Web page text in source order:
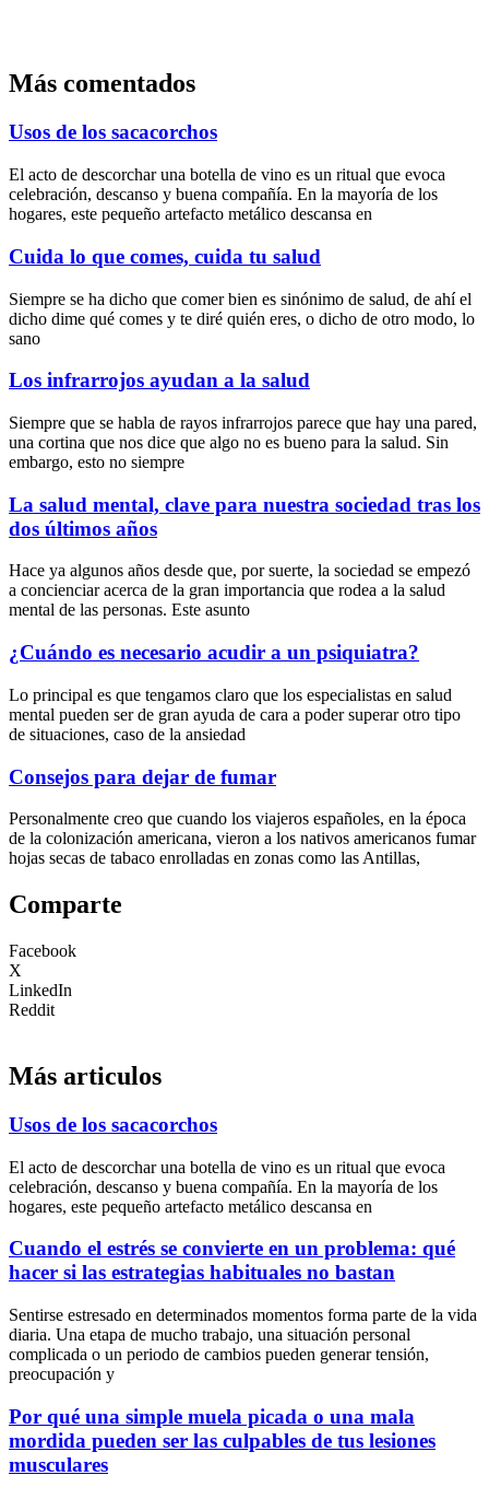
Más comentados
Usos de los sacacorchos
El acto de descorchar una botella de vino es un ritual que evoca
celebración, descanso y buena compañía. En la mayoría de los
hogares, este pequeño artefacto metálico descansa en
Cuida lo que comes, cuida tu salud
Siempre se ha dicho que comer bien es sinónimo de salud, de ahí el
dicho dime qué comes y te diré quién eres, o dicho de otro modo, lo
sano
Los infrarrojos ayudan a la salud
Siempre que se habla de rayos infrarrojos parece que hay una pared,
una cortina que nos dice que algo no es bueno para la salud. Sin
embargo, esto no siempre
La salud mental, clave para nuestra sociedad tras los
dos últimos años
Hace ya algunos años desde que, por suerte, la sociedad se empezó
a concienciar acerca de la gran importancia que rodea a la salud
mental de las personas. Este asunto
¿Cuándo es necesario acudir a un psiquiatra?
Lo principal es que tengamos claro que los especialistas en salud
mental pueden ser de gran ayuda de cara a poder superar otro tipo
de situaciones, caso de la ansiedad
Consejos para dejar de fumar
Personalmente creo que cuando los viajeros españoles, en la época
de la colonización americana, vieron a los nativos americanos fumar
hojas secas de tabaco enrolladas en zonas como las Antillas,
Comparte
Facebook
X
LinkedIn
Reddit
Más articulos
Usos de los sacacorchos
El acto de descorchar una botella de vino es un ritual que evoca
celebración, descanso y buena compañía. En la mayoría de los
hogares, este pequeño artefacto metálico descansa en
Cuando el estrés se convierte en un problema: qué
hacer si las estrategias habituales no bastan
Sentirse estresado en determinados momentos forma parte de la vida
diaria. Una etapa de mucho trabajo, una situación personal
complicada o un periodo de cambios pueden generar tensión,
preocupación y
Por qué una simple muela picada o una mala
mordida pueden ser las culpables de tus lesiones
musculares